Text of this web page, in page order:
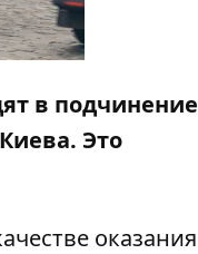
в подчинение
Это
оказания